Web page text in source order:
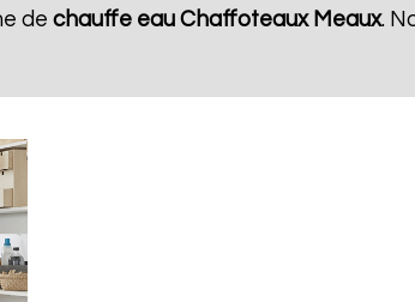
de chauffe eau Chaffoteaux Meaux.